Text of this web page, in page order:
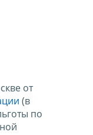
от
(в
по